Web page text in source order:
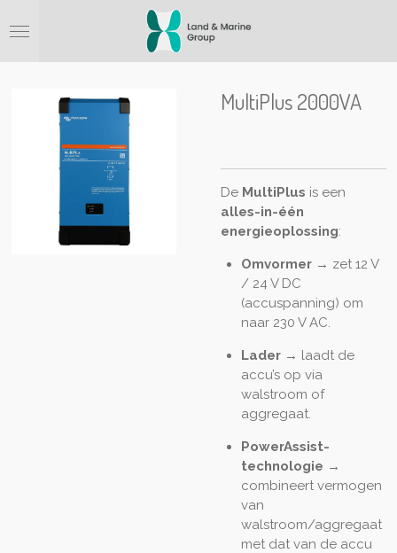
direct
hoofdinhoud
MultiPlus 2000VA
De MultiPlus is een
alles-in-één
energieoplossing:
Omvormer→ zet 12 V
/ 24 V DC
(accuspanning) om
naar 230 V AC.
Lader→ laadt de
accu’s op via
walstroom of
aggregaat.
PowerAssist-
technologie →
combineert vermogen
van
walstroom/aggregaat
met dat van de accu